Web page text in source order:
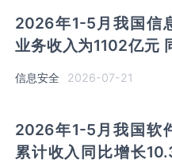
2026年1-5月我国信
业务收入为1102亿元
长6.5%
信息安全 2026-07-21
2026年1-5月我国软
累计收入同比增长